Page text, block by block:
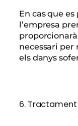
En cas que
l’empresa
necessari per
els danys
6.